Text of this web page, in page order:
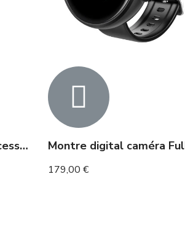
Caméra WIFI espion accessible à distance
179,00 €